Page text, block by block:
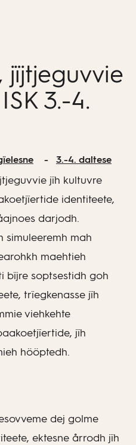
jïjtjeguvvie
3.-4.
3.-4. daltese
jïh kultuvre
identiteete,
darjodh.
simuleeremh mah
maehtieh
bïjre soptsestidh goh
trïegkenasse jïh
viehkehte
jïh
hööptedh.
dej golme
ektesne årrodh jïh